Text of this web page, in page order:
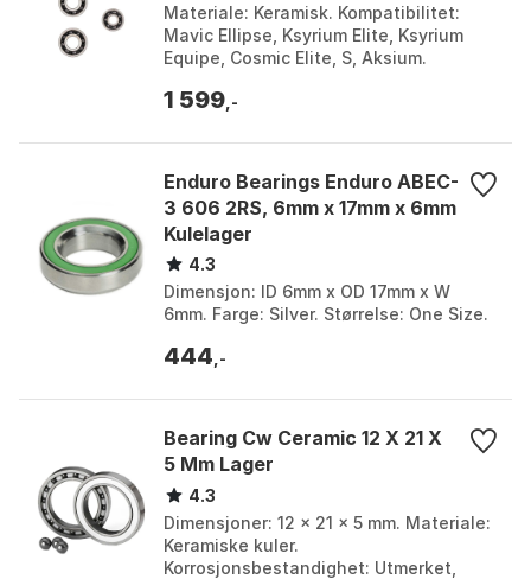
Materiale: Keramisk. Kompatibilitet:
Mavic Ellipse, Ksyrium Elite, Ksyrium
Equipe, Cosmic Elite, S, Aksium.
CyclingCeramic...
1 599 ,-
Enduro Bearings Enduro ABEC-
3 606 2RS, 6mm x 17mm x 6mm
Kulelager
4.3
Dimensjon: ID 6mm x OD 17mm x W
6mm. Farge: Silver. Størrelse: One Size.
444 ,-
Bearing Cw Ceramic 12 X 21 X
5 Mm Lager
4.3
Dimensjoner: 12 x 21 x 5 mm. Materiale:
Keramiske kuler.
Korrosjonsbestandighet: Utmerket,